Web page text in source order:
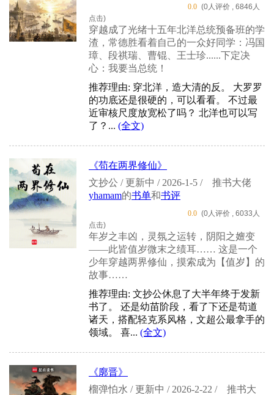
0.0 (0人评价 , 6846人
点击)
穿越成了光绪十五年北洋总统预备班的学
渣，常德胜看着自己的一众好同学：冯国
璋、段祺瑞、曹锟、王士珍......下定决
心：我要当总统！
推荐理由: 穿北洋，造大清的反。 大罗罗
的功底还是很硬的，可以看看。 不过最
近审核尺度放宽松了吗？ 北洋也可以写
了？... (全文)
《苟在两界修仙》
文抄公 / 更新中 / 2026-1-5 /
推书大佬
yhamam的书单和书评
0.0 (0人评价 , 6033人
点击)
年岁之丰凶，灵氛之运转，阴阳之嬗变
——此皆值岁微末之绩耳…… 这是一个
少年穿越两界修仙，摸索成为【值岁】的
故事……
推荐理由: 文抄公休息了大半年终于发新
书了。 还是幼苗阶段，看了下还是苟道
诸天，搭配轻克系风格，文超公最拿手的
领域。 喜... (全文)
《廓晋》
榴弹怕水 / 更新中 / 2026-2-22 /
推书大